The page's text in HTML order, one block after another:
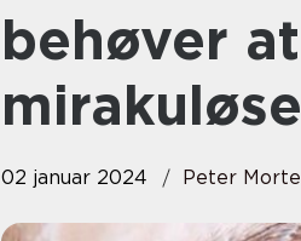
behøver
02 januar 2024 Peter